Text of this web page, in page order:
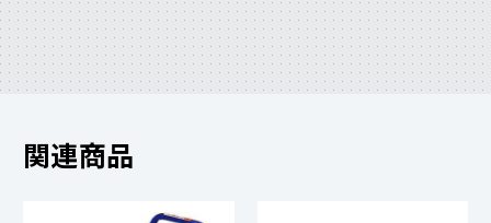
関連商品